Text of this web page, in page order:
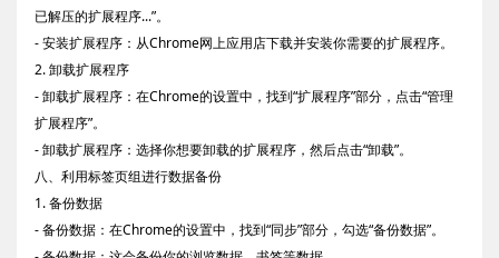
已解压的扩展程序...”。
- 安装扩展程序：从Chrome网上应用店下载并安装你需要的扩展程序。
2. 卸载扩展程序
- 卸载扩展程序：在Chrome的设置中，找到“扩展程序”部分，点击“管理
扩展程序”。
- 卸载扩展程序：选择你想要卸载的扩展程序，然后点击“卸载”。
八、利用标签页组进行数据备份
1. 备份数据
- 备份数据：在Chrome的设置中，找到“同步”部分，勾选“备份数据”。